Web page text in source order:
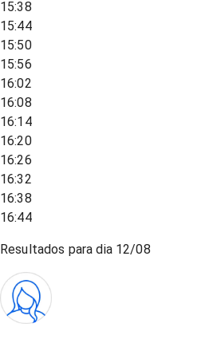
15:38
15:44
15:50
15:56
16:02
16:08
16:14
16:20
16:26
16:32
16:38
16:44
Resultados para dia 12/08